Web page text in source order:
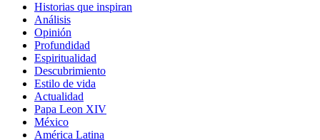
Historias que inspiran
Análisis
Opinión
Profundidad
Espiritualidad
Descubrimiento
Estilo de vida
Actualidad
Papa Leon XIV
México
América Latina